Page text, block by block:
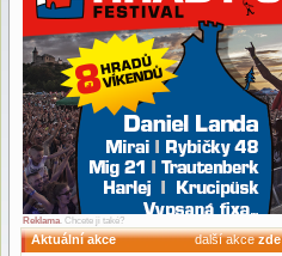
Reklama. Chcete ji také?
Aktuální akce další akcezde